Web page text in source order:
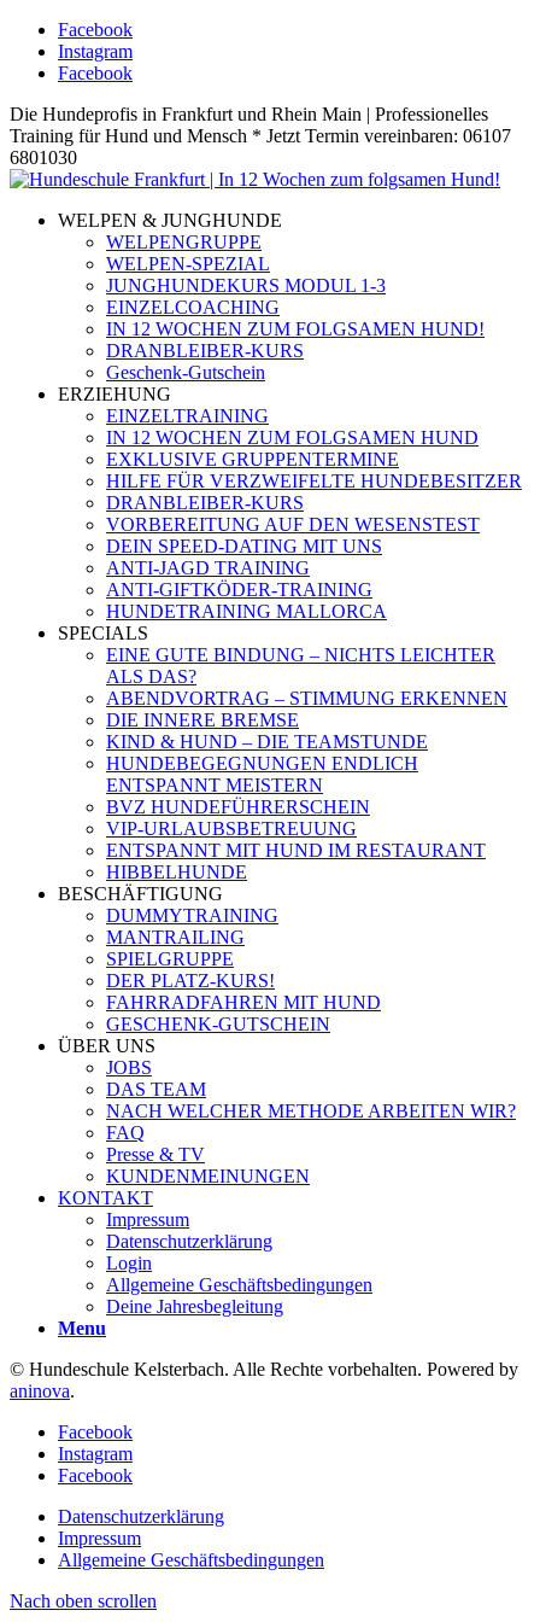
Facebook
Instagram
Facebook
Die Hundeprofis in Frankfurt und Rhein Main | Professionelles
Training für Hund und Mensch * Jetzt Termin vereinbaren: 06107
6801030
WELPEN & JUNGHUNDE
WELPENGRUPPE
WELPEN-SPEZIAL
JUNGHUNDEKURS MODUL 1-3
EINZELCOACHING
IN 12 WOCHEN ZUM FOLGSAMEN HUND!
DRANBLEIBER-KURS
Geschenk-Gutschein
ERZIEHUNG
EINZELTRAINING
IN 12 WOCHEN ZUM FOLGSAMEN HUND
EXKLUSIVE GRUPPENTERMINE
HILFE FÜR VERZWEIFELTE HUNDEBESITZER
DRANBLEIBER-KURS
VORBEREITUNG AUF DEN WESENSTEST
DEIN SPEED-DATING MIT UNS
ANTI-JAGD TRAINING
ANTI-GIFTKÖDER-TRAINING
HUNDETRAINING MALLORCA
SPECIALS
EINE GUTE BINDUNG – NICHTS LEICHTER
ALS DAS?
ABENDVORTRAG – STIMMUNG ERKENNEN
DIE INNERE BREMSE
KIND & HUND – DIE TEAMSTUNDE
HUNDEBEGEGNUNGEN ENDLICH
ENTSPANNT MEISTERN
BVZ HUNDEFÜHRERSCHEIN
VIP-URLAUBSBETREUUNG
ENTSPANNT MIT HUND IM RESTAURANT
HIBBELHUNDE
BESCHÄFTIGUNG
DUMMYTRAINING
MANTRAILING
SPIELGRUPPE
DER PLATZ-KURS!
FAHRRADFAHREN MIT HUND
GESCHENK-GUTSCHEIN
ÜBER UNS
JOBS
DAS TEAM
NACH WELCHER METHODE ARBEITEN WIR?
FAQ
Presse & TV
KUNDENMEINUNGEN
KONTAKT
Impressum
Datenschutzerklärung
Login
Allgemeine Geschäftsbedingungen
Deine Jahresbegleitung
Menu
© Hundeschule Kelsterbach. Alle Rechte vorbehalten. Powered by
aninova.
Facebook
Instagram
Facebook
Datenschutzerklärung
Impressum
Allgemeine Geschäftsbedingungen
Nach oben scrollen